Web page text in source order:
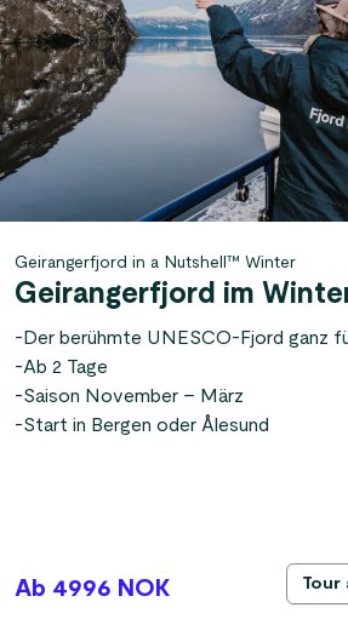
Geirangerfjord in a Nutshell™ Winter
Geirangerfjord im
- Der berühmte UNESCO-Fjord ganz
-Ab 2 Tage
-Saison November – März
-Start in Bergen oder Ålesund
Ab 4996 NOK Tour